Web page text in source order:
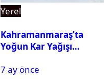
Yerel
Kahramanmaraş’ta
Yoğun Kar Yağışı
Tatil
7 ay önce